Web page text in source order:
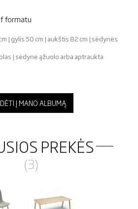
formatu
| gylis 50 cm | aukštis 82 cm | sėdynės
| sėdynė ąžuolo arba aptraukta
Į MANO ALBUMĄ
PREKĖS
(3)